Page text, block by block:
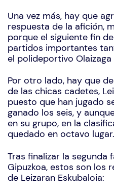
Una vez más, hay que
respuesta de la afición,
porque el siguiente fin
partidos importantes
el polideportivo Olaizaga
Por otro lado, hay que
de las chicas cadetes,
puesto que han jugado
ganado los seis, y
en su grupo, en la
quedado en octavo lugar.
Tras finalizar la segunda
Gipuzkoa, estos son los
de Leizaran Eskubaloia: